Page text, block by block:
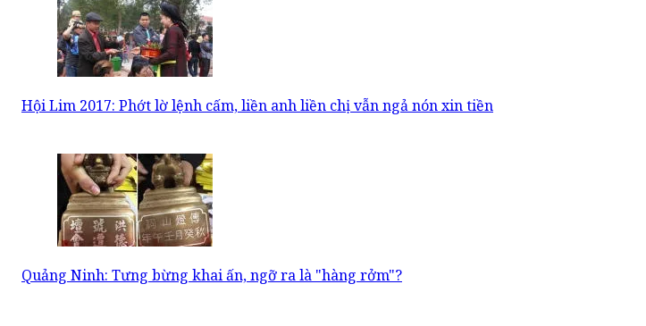
Hội Lim 2017: Phớt lờ lệnh cấm, liền anh liền chị vẫn ngả nón xin tiền
Quảng Ninh: Tưng bừng khai ấn, ngỡ ra là "hàng rởm"?